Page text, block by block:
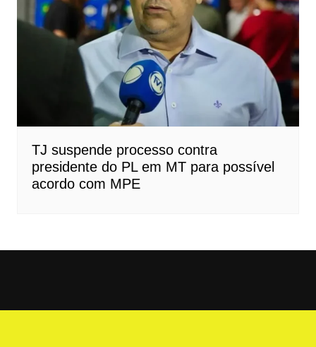
TJ suspende processo contra
presidente do PL em MT para possível
acordo com MPE